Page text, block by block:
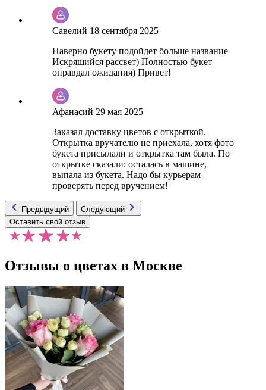
Савелий 18 сентября 2025
Наверно букету подойдет больше название
Искрящийся рассвет) Полностью букет
оправдал ожидания) Привет!
Афанасий 29 мая 2025
Заказал доставку цветов с открыткой.
Открытка вручателю не приехала, хотя фото
букета присылали и открытка там была. По
открытке сказали: осталась в машине,
выпала из букета. Надо бы курьерам
проверять перед вручением!
Предыдущий
Следующий
Оставить свой отзыв
Отзывы о цветах в Москве